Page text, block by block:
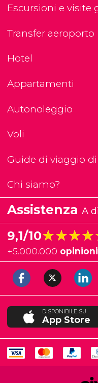
Escursioni e visite
Transfer aeroporto
Hotel
Appartamenti
Autonoleggio
Voli
Guide di viaggio
Chi siamo?
Assistenza A
9,1/10
+5.000.000
DISPONIBILE SU
App Store